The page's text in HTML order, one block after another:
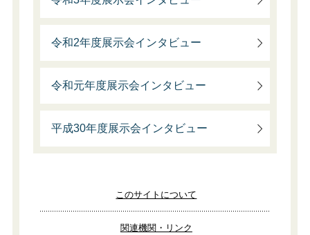
令和2年度展示会インタビュー
令和元年度展示会インタビュー
平成30年度展示会インタビュー
このサイトについて
関連機関・リンク